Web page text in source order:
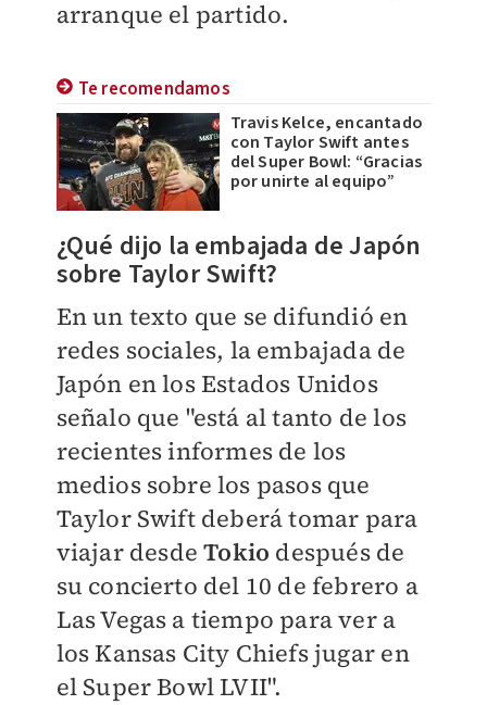
arranque el partido.
Te recomendamos
Travis Kelce, encantado
con Taylor Swift antes
del Super Bowl: “Gracias
por unirte al equipo”
¿Qué dijo la embajada de Japón
sobre Taylor Swift?
En un texto que se difundió en
redes sociales, la embajada de
Japón en los Estados Unidos
señalo que "está al tanto de los
recientes informes de los
medios sobre los pasos que
Taylor Swift deberá tomar para
viajar desdeTokio después de
su concierto del 10 de febrero a
Las Vegas a tiempo para ver a
los Kansas City Chiefs jugar en
el Super Bowl LVII".